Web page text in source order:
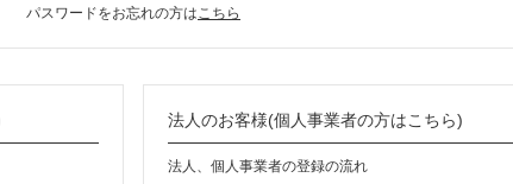
パスワードをお忘れの方はこちら
法人のお客様(個人事業者の方はこちら)
法人、個人事業者の登録の流れ